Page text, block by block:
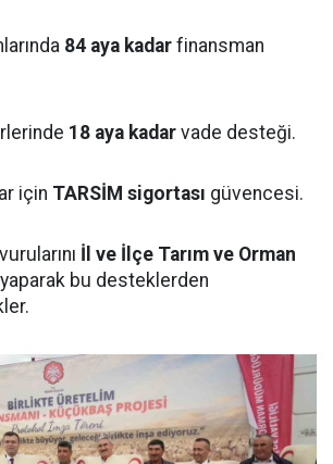
84 aya kadar finansman
18 aya kadar vade desteği.
için TARSİM sigortası güvencesi.
İl ve İlçe Tarım ve Orman
yaparak bu desteklerden